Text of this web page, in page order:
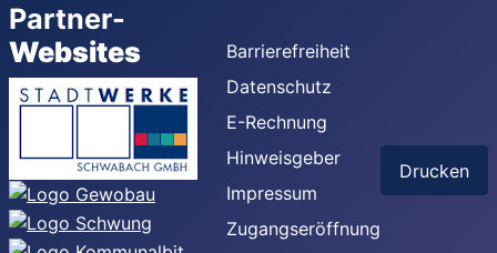
Partner-
Websites
Barrierefreiheit
Datenschutz
E-Rechnung
Hinweisgeber
Impressum
Zugangseröffnung
Drucken